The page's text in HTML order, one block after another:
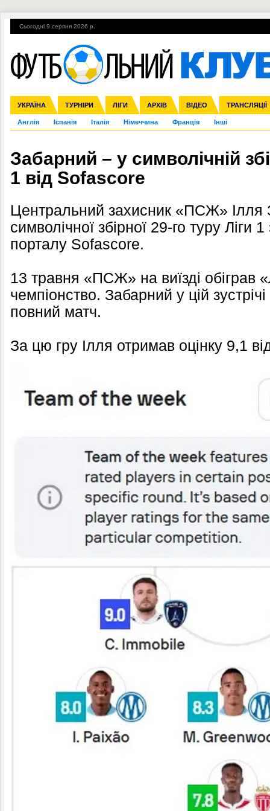
Сьогодні 9 серпня 2026 р.
УКРАЇНА ТУРНІРИ ЛІГИ АРХІВ ВІДЕО ТРАНСЛЯЦІЇ
Збірна Прем'єр-ліга Перша ліга Друга ліга Кубок України
Ліга чемпіонів Ліга Європи Міжнародні Ліга націй Ліга
Англія Іспанія Італія Німеччина Франція Інші
ЧС-2014 ЄВРО-2016 Росія Кубок конфедерацій ЧЄ-2015 (U-
Гарячі теми УПЛ, 2-й тур ВІЙНА УПЛ-ПЕРЕХОДИ
Забарний – у символічній
1 від Sofascore
Центральний захисник «ПСЖ» Ілля
символічної збірної 29-го туру Ліги
порталу Sofascore.
13 травня «ПСЖ» на виїзді обіграв
чемпіонство. Забарний у цій
повний матч.
За цю гру Ілля отримав оцінку 9,1